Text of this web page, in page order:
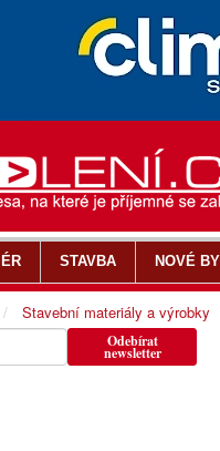
Odebírat
newsletter
STAVBA NOVÉ
Stavební materiály a výrobky